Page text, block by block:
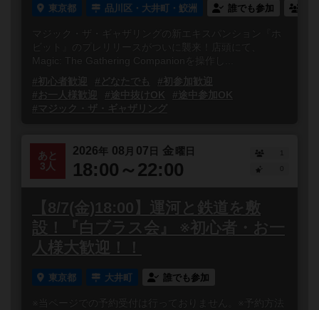
東京都 品川区・大井町・鮫洲 誰でも参加
マジック・ザ・ギャザリングの新エキスパンション『ホ
ビット』のプレリリースがついに襲来！店頭にて、
Magic: The Gathering Companionを操作し...
#初心者歓迎
#どなたでも
#初参加歓迎
#お一人様歓迎
#途中抜けOK
#途中参加OK
#マジック・ザ・ギャザリング
あと
3人
2026年 08 月 07 日 金曜日
18:00～22:00
1
【8/7(金)18:00】運河と鉄道を敷
設！『白ブラス会』 ※初心者・お一
人様大歓迎！！
東京都 大井町 誰でも参加
※当ページでの予約受付は行っておりません。※予約方法